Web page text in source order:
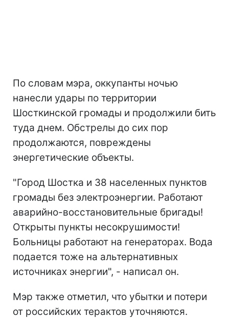
По словам мэра, оккупанты ночью
нанесли удары по территории
Шосткинской громады и продолжили бить
туда днем. Обстрелы до сих пор
продолжаются, повреждены
энергетические объекты.
"Город Шостка и 38 населенных пунктов
громады без электроэнергии. Работают
аварийно-восстановительные бригады!
Открыты пункты несокрушимости!
Больницы работают на генераторах. Вода
подается тоже на альтернативных
источниках энергии", - написал он.
Мэр также отметил, что убытки и потери
от российских терактов уточняются.